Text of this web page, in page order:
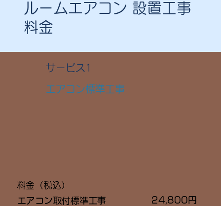
ルームエアコン 設置工事
料金
​サービス1
エアコン標準工事
​料金（税込）
エアコン取付標準工事
​24,800円